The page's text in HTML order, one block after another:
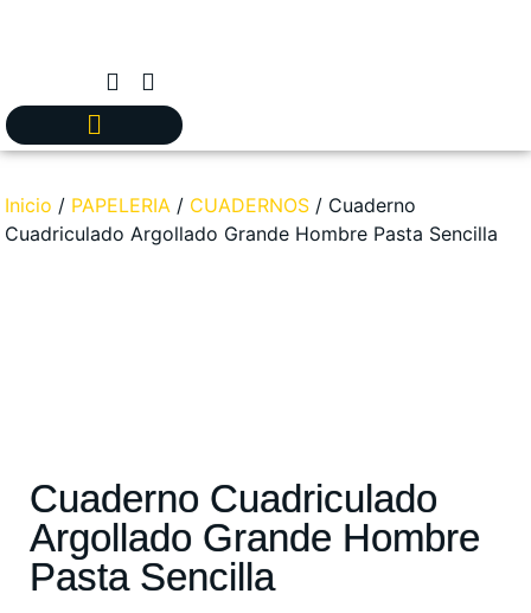
Inicio / PAPELERIA / CUADERNOS / Cuaderno
Cuadriculado Argollado Grande Hombre Pasta Sencilla
Cuaderno Cuadriculado
Argollado Grande Hombre
Pasta Sencilla